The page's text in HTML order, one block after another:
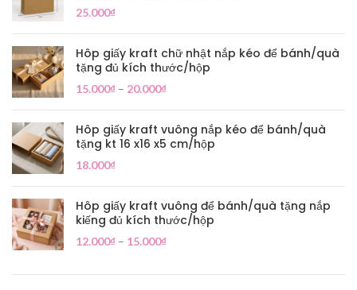
25.000₫
Hôp giấy kraft chữ nhật nắp kéo để bánh/quà
tặng đủ kích thước/hộp
15.000₫ – 20.000₫
Hôp giấy kraft vuông nắp kéo để bánh/quà
tặng kt 16 x16 x5 cm/hộp
18.000₫
Hôp giấy kraft vuông để bánh/quà tặng nắp
kiếng đủ kích thước/hộp
12.000₫ – 15.000₫